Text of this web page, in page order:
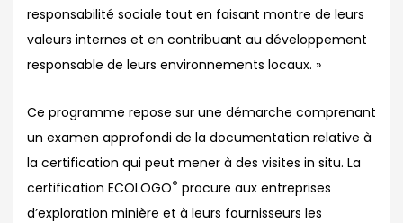
responsabilité sociale tout en faisant montre de leurs
valeurs internes et en contribuant au développement
responsable de leurs environnements locaux. »
Ce programme repose sur une démarche comprenant
un examen approfondi de la documentation relative à
la certification qui peut mener à des visites in situ. La
certification ECOLOGO® procure aux entreprises
d’exploration minière et à leurs fournisseurs les